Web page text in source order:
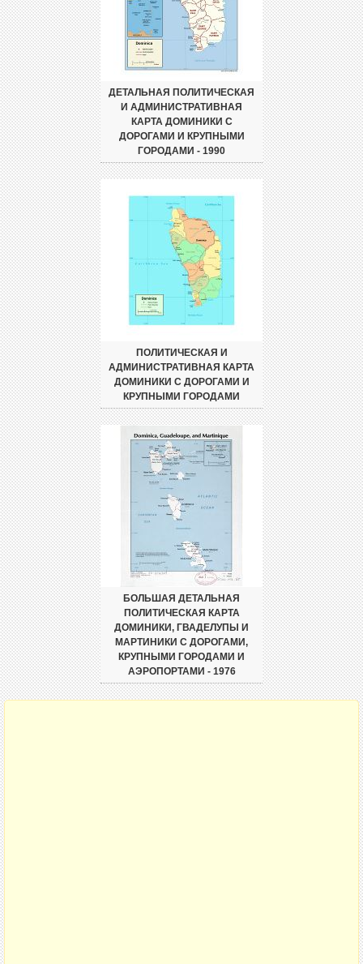
ДЕТАЛЬНАЯ ПОЛИТИЧЕСКАЯ
И АДМИНИСТРАТИВНАЯ
КАРТА ДОМИНИКИ С
ДОРОГАМИ И КРУПНЫМИ
ГОРОДАМИ - 1990
ПОЛИТИЧЕСКАЯ И
АДМИНИСТРАТИВНАЯ КАРТА
ДОМИНИКИ С ДОРОГАМИ И
КРУПНЫМИ ГОРОДАМИ
БОЛЬШАЯ ДЕТАЛЬНАЯ
ПОЛИТИЧЕСКАЯ КАРТА
ДОМИНИКИ, ГВАДЕЛУПЫ И
МАРТИНИКИ С ДОРОГАМИ,
КРУПНЫМИ ГОРОДАМИ И
АЭРОПОРТАМИ - 1976